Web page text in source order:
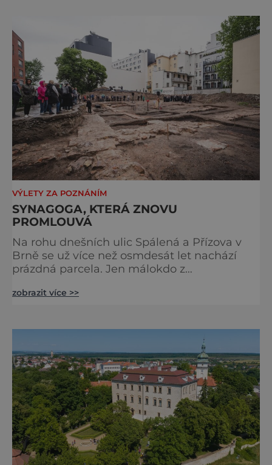
na koloběžce a den zakončit poznáváním
památek ve Velkých Losinách nebo v
termálním parku. [caption
id="attachment_92379" align="
VÝLETY ZA POZNÁNÍM
SYNAGOGA, KTERÁ ZNOVU
PROMLOUVÁ
Na rohu dnešních ulic Spálená a Přízova v
Brně se už více než osmdesát let nachází
prázdná parcela. Jen málokdo z
z největších synagog v českých zemích –
Velká synagoga byla slavnostně otevřena v
roce 1856, v době, kdy se město proměňovalo
v p
zobrazit více >>